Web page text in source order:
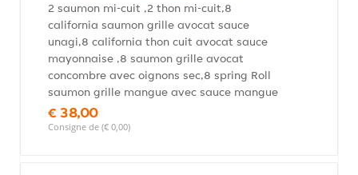
2 saumon mi-cuit ,2 thon mi-cuit,8
california saumon grille avocat sauce
unagi,8 california thon cuit avocat sauce
mayonnaise ,8 saumon grille avocat
concombre avec oignons sec,8 spring Roll
saumon grille mangue avec sauce mangue
€ 38,00
Consigne de (€ 0,00)